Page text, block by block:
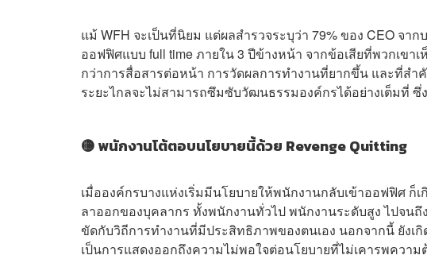
แม้ WFH จะเป็นที่นิยม แต่ผลสำรวจระบุว่า 79% ของ CEO จ
ออฟฟิศแบบ full time ภายใน 3 ปีข้างหน้า จากข้อเสียที่พวกเข
กว่าการสื่อสารต่อหน้า การวัดผลการทำงานที่ยากขึ้น และที่ส
ระยะไกลจะไม่สามารถซึมซับวัฒนธรรมองค์กรได้อย่างเต็มที่
🟡 พนักงานโต้ตอบนโยบายนี้ด้วย Revenge Quitting
เมื่อองค์กรบางแห่งเริ่มมีนโยบายให้พนักงานกลับเข้าออฟฟิศ
ลาออกของบุคลากร ทั้งพนักงานทั่วไป พนักงานระดับสูง ไปจนถึ
ขัดกับวิถีการทำงานที่มีประสิทธิภาพของตนเอง นอกจากนี้ ยังเกิ
เป็นการแสดงออกถึงความไม่พอใจต่อนโยบายที่ไม่เคารพควา